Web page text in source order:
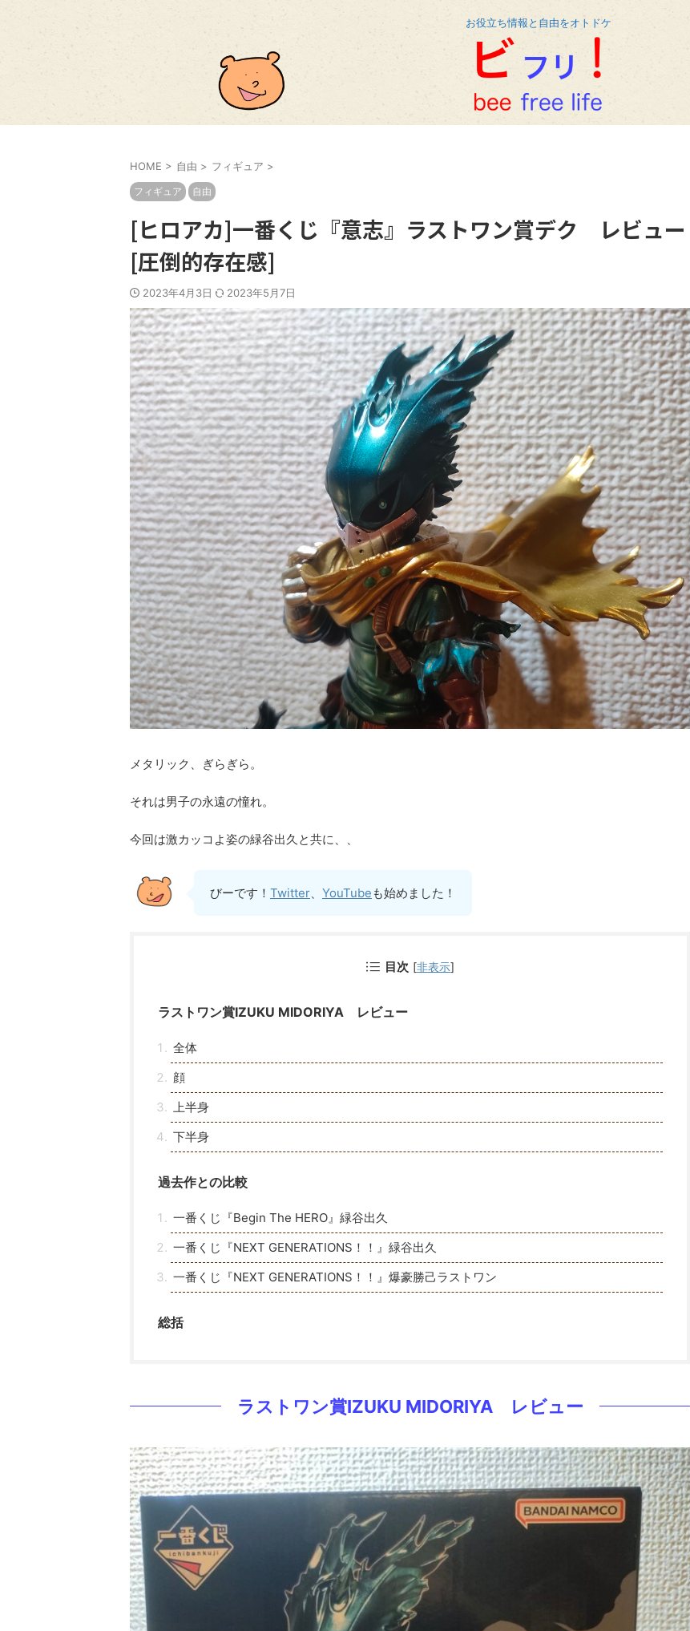
お役立ち情報と自由をオトドケ
HOME > 自由 > フィギュア >
フィギュア 自由
[ヒロアカ]一番くじ『意志』ラストワン賞デク レビュー
[圧倒的存在感]
2023年4月3日 2023年5月7日
メタリック、ぎらぎら。
それは男子の永遠の憧れ。
今回は激カッコよ姿の緑谷出久と共に、、
びーです！ Twitter、 YouTube も始めました！
目次 [非表示]
ラストワン賞IZUKU MIDORIYA レビュー
全体
顔
上半身
下半身
過去作との比較
一番くじ『Begin The HERO』緑谷出久
一番くじ『NEXT GENERATIONS！！』緑谷出久
一番くじ『NEXT GENERATIONS！！』爆豪勝己ラストワン
総括
ラストワン賞IZUKU MIDORIYA レビュー